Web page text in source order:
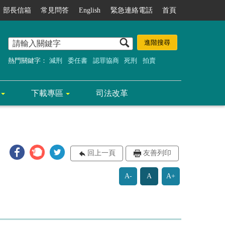
部長信箱 常見問答 English 緊急連絡電話 首頁
熱門關鍵字： 減刑 委任書 認罪協商 死刑 拍賣
下載專區 司法改革
回上一頁 友善列印
A- A A+